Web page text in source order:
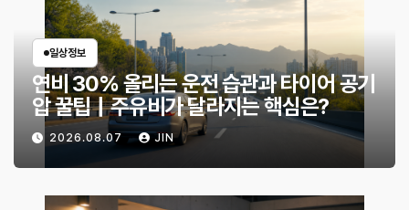
일상정보
연비 30% 올리는 운전 습관과 타이어 공기
압 꿀팁｜주유비가 달라지는 핵심은?
2026.08.07 JIN